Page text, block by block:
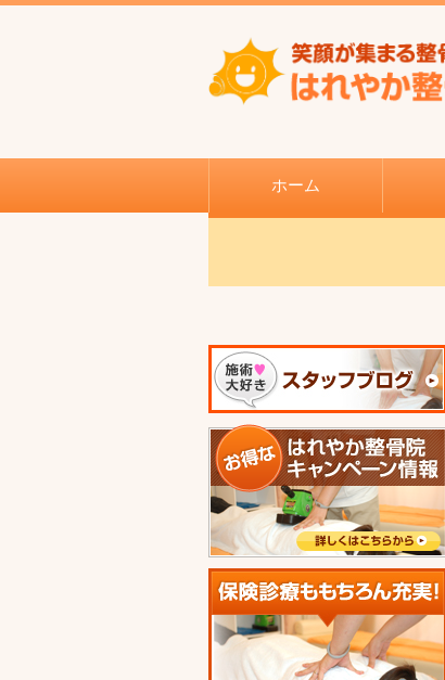
ホーム